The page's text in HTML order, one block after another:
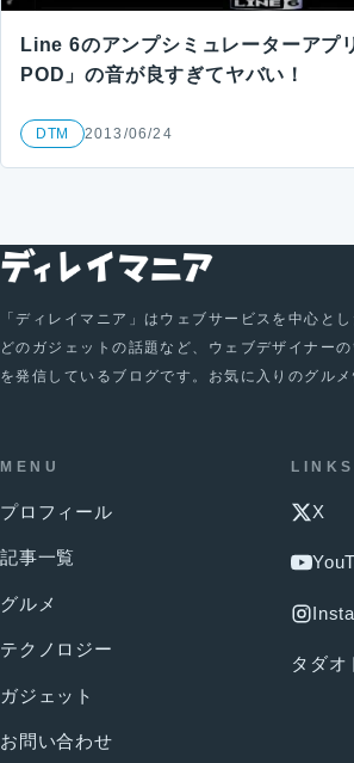
Line 6のアンプシミュレーターアプ
POD」の音が良すぎてヤバい！
DTM 2013/06/24
「ディレイマニア」はウェブサービスを中心と
どのガジェットの話題など、ウェブデザイナー
を発信しているブログです。お気に入りのグルメ
MENU
プロフィール
記事一覧
グルメ
テクノロジー
ガジェット
お問い合わせ
LINKS
X
タダオ